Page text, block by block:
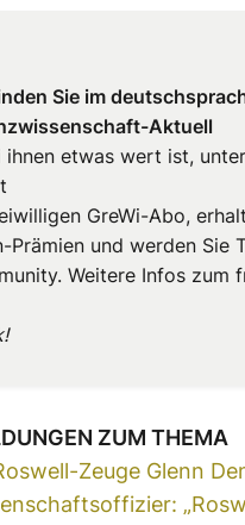
Sie im deut
Aktuell
ihnen etwas wert ist,
GreWi-Abo,
Prämien und werden Sie
Weitere Infos zum
ZUM THEMA
Zeuge Glenn